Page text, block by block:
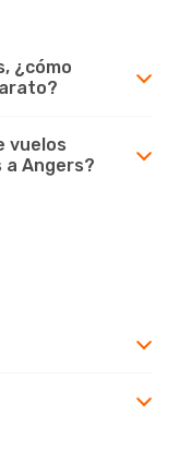
¿cómo
vuelos
a Angers?